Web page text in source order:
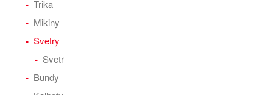
Trika
Mikiny
Svetry
Svetr
Bundy